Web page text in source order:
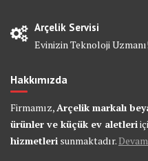
Arçelik Servisi
Evinizin Teknoloji Uzmanı!
Hakkımızda
Firmamız,Arçelik markalı
ürünler ve küçük ev aletleri
hizmetleri sunmaktadır.